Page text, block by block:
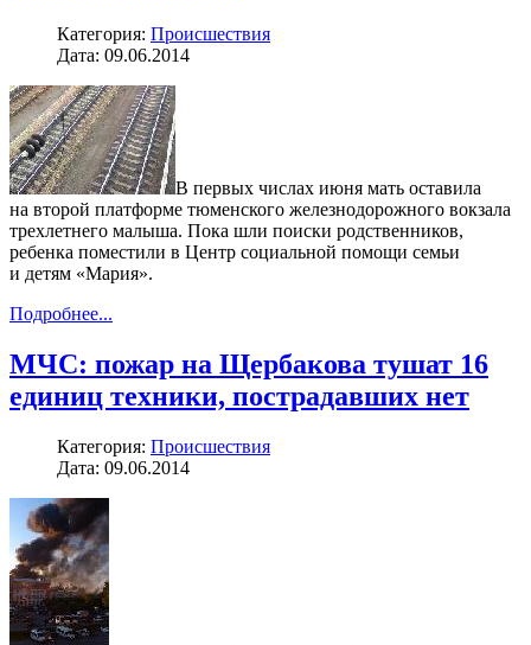
Категория: Происшествия
Дата: 09.06.2014
В первых числах июня мать оставила
на второй платформе тюменского железнодорожного вокзала
трехлетнего малыша. Пока шли поиски родственников,
ребенка поместили в Центр социальной помощи семьи
и детям «Мария».
Подробнее...
МЧС: пожар на Щербакова тушат 16
единиц техники, пострадавших нет
Категория: Происшествия
Дата: 09.06.2014